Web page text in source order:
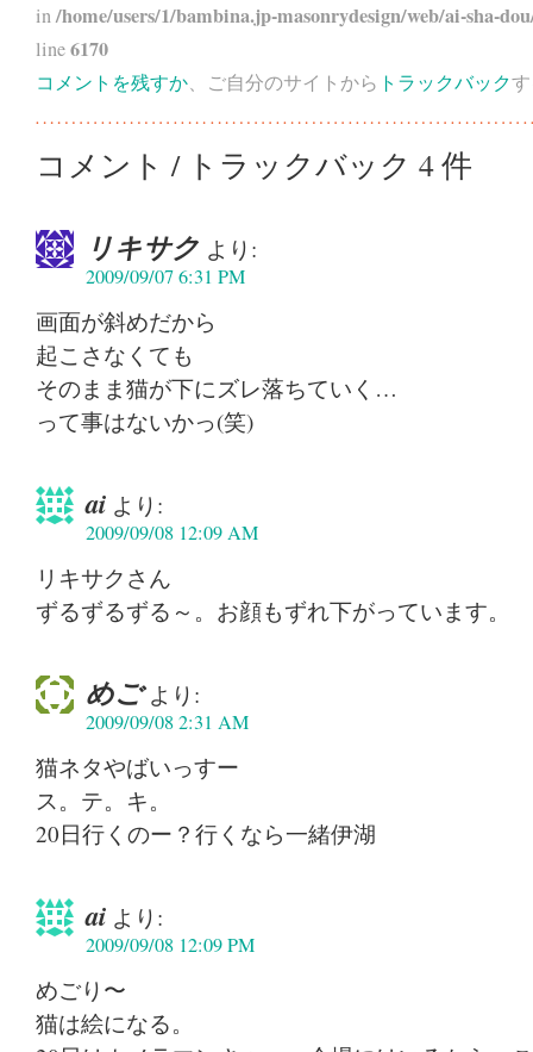
in/home/users/1/bambina.jp-masonrydesign/web/ai-sha-
line6170
コメントを残すか、ご自分のサイトから トラックバック
コメント / トラックバック 4 件
リキサク より:
2009/09/07 6:31 PM
画面が斜めだから
起こさなくても
そのまま猫が下にズレ落ちていく…
って事はないかっ(笑)
ai より:
2009/09/08 12:09 AM
リキサクさん
ずるずるずる～。お顔もずれ下がっています。
めご より:
2009/09/08 2:31 AM
猫ネタやばいっすー
ス。テ。キ。
20日行くのー？行くなら一緒伊湖
ai より:
2009/09/08 12:09 PM
めごり〜
猫は絵になる。